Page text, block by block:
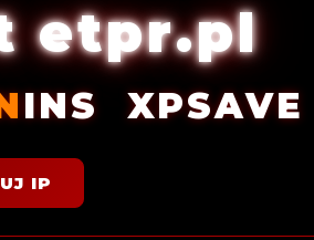
etpr.pl
INS XPSAVE
IP